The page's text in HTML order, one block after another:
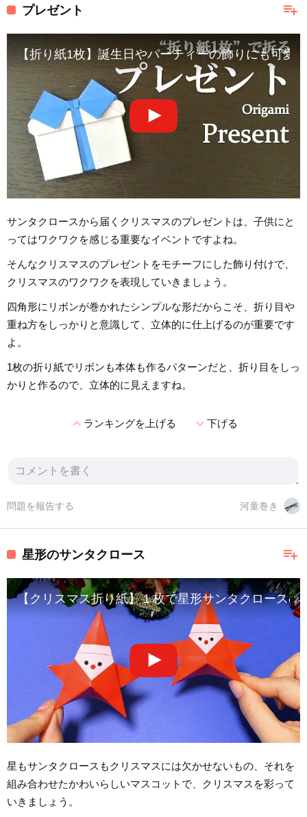
playlist_add
プレゼント
【折り紙1枚】誕生日やパーティーの飾りにも可愛
サンタクロースから届くクリスマスのプレゼントは、子供にと
ってはワクワクを感じる重要なイベントですよね。
そんなクリスマスのプレゼントをモチーフにした飾り付けで、
クリスマスのワクワクを表現していきましょう。
四角形にリボンが巻かれたシンプルな形だからこそ、折り目や
重ね方をしっかりと意識して、立体的に仕上げるのが重要です
よ。
1枚の折り紙でリボンも本体も作るパターンだと、折り目をしっ
かりと作るので、立体的に見えますね。
expand_lessランキングを上げる expand_more下げる
河童巻き
問題を報告する
playlist_add
星形のサンタクロース
【クリスマス折り紙】１枚で星形サンタクロース
星もサンタクロースもクリスマスには欠かせないもの、それを
組み合わせたかわいらしいマスコットで、クリスマスを彩って
いきましょう。